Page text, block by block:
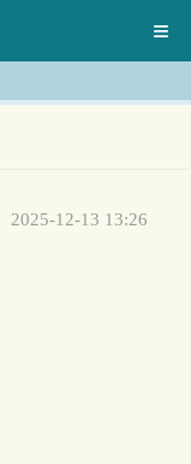
2025-12-13 13:26